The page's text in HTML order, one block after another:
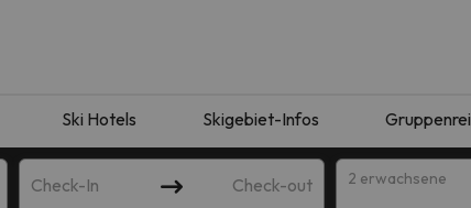
Ski Hotels Skigebiet-Infos
Check-In Check-out 2 erwachsene